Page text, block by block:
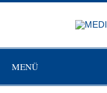
Zum
MENÜ